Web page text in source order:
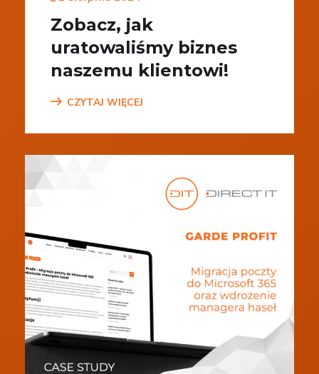
Zobacz, jak
uratowaliśmy biznes
naszemu klientowi!
CZYTAJ WIĘCEJ